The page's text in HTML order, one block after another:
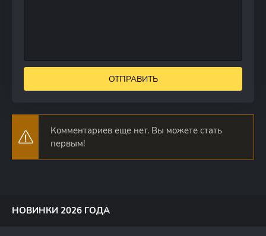
ОТПРАВИТЬ
Комментариев еще нет. Вы можете стать
первым!
НОВИНКИ 2026 ГОДА